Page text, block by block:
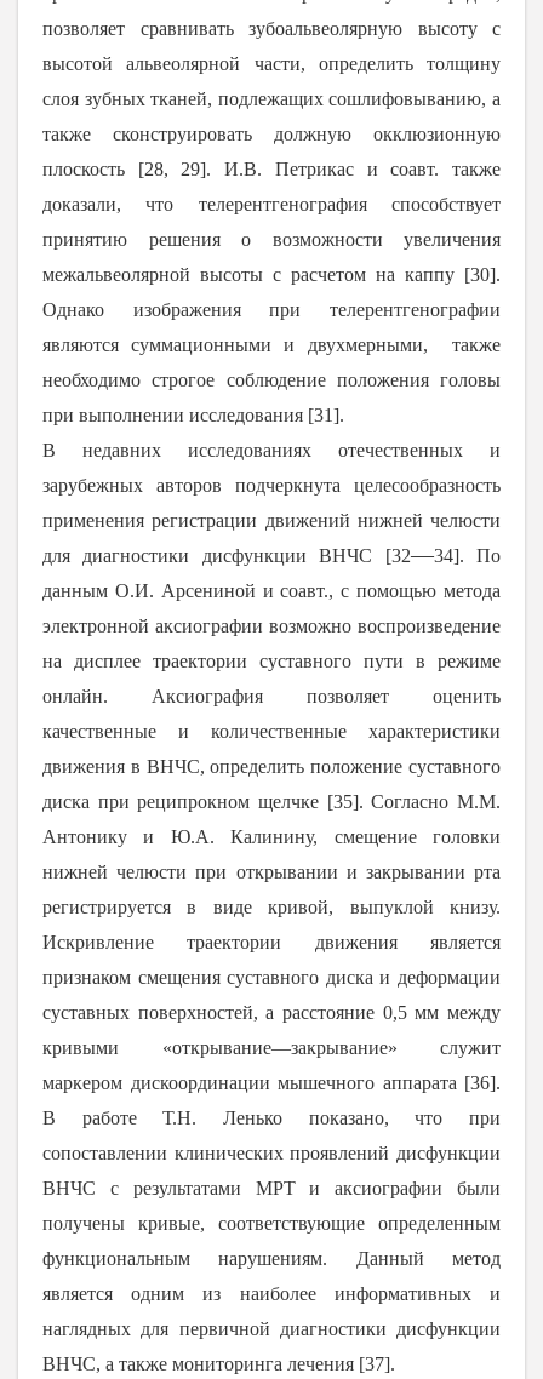
позволяет сравнивать зубоальвеолярную высоту с
высотой альвеолярной части, определить толщину
слоя зубных тканей, подлежащих сошлифовыванию, а
также сконструировать должную окклюзионную
плоскость [28, 29]. И.В. Петрикас и соавт. также
доказали, что телерентгенография способствует
принятию решения о возможности увеличения
межальвеолярной высоты с расчетом на каппу [30].
Однако изображения при телерентгенографии
являются суммационными и двухмерными, также
необходимо строгое соблюдение положения головы
при выполнении исследования [31].
В недавних исследованиях отечественных и
зарубежных авторов подчеркнута целесообразность
применения регистрации движений нижней челюсти
для диагностики дисфункции ВНЧС [32―34]. По
данным О.И. Арсениной и соавт., с помощью метода
электронной аксиографии возможно воспроизведение
на дисплее траектории суставного пути в режиме
онлайн. Аксиография позволяет оценить
качественные и количественные характеристики
движения в ВНЧС, определить положение суставного
диска при реципрокном щелчке [35]. Согласно M.M.
Антонику и Ю.А. Калинину, смещение головки
нижней челюсти при открывании и закрывании рта
регистрируется в виде кривой, выпуклой книзу.
Искривление траектории движения является
признаком смещения суставного диска и деформации
суставных поверхностей, а расстояние 0,5 мм между
кривыми «открывание—закрывание» служит
маркером дискоординации мышечного аппарата [36].
В работе Т.Н. Ленько показано, что при
сопоставлении клинических проявлений дисфункции
ВНЧС с результатами МРТ и аксиографии были
получены кривые, соответствующие определенным
функциональным нарушениям. Данный метод
является одним из наиболее информативных и
наглядных для первичной диагностики дисфункции
ВНЧС, а также мониторинга лечения [37].